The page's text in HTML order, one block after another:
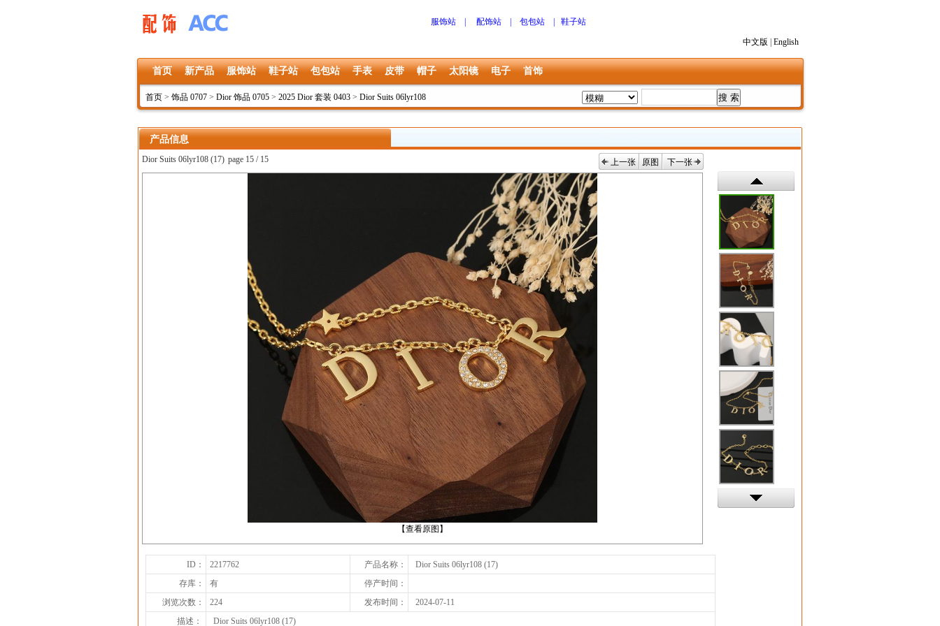
服饰站 配饰站 包包站 鞋子站
中文版 English
首页 新产品 服饰站 鞋子站 包包站 手表 皮带 帽子 太阳镜 电子 首饰
首页 > 饰品 0707 > Dior 饰品 0705 > 2025 Dior 套装 0403 > Dior Suits 06lyr108
产品信息
Dior Suits 06lyr108 (17) page 15 / 15 上一张 原图 下一张
【查看原图】
下一张
ID： 2217762 产品名称：
Dior Suits 06lyr108 (17)
存库：
有
停产时间：
浏览次数：
224 发布时间：
2024-07-11
描述：
Dior Suits 06lyr108 (17)